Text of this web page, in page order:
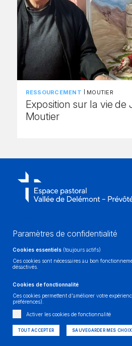
Paramètres de confidentialité
Cookies essentiels (toujours actifs)
Ces cookies sont nécessaires au bon
désactivés.
Cookies de fonctionnalité
Ces cookies permettent d'améliorer votre
préférences).
Activer les cookies de fonctionnalité
TOUT ACCEPTER SAUVEGARDER MES CHOIX
RESSOURCEMENT MOUTIER
Exposition sur la vie de
Moutier
Impressum | © Jura Pastoral
Réalisé sur mesure et avec passion -